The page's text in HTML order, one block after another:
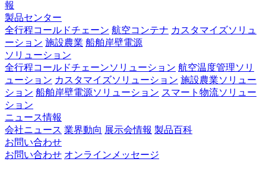
報
製品センター
全行程コールドチェーン 航空コンテナ カスタマイズソリュ
ーション 施設農業 船舶岸壁電源
ソリューション
全行程コールドチェーンソリューション 航空温度管理ソリ
ューション カスタマイズソリューション 施設農業ソリュー
ション 船舶岸壁電源ソリューション スマート物流ソリュー
ション
ニュース情報
会社ニュース 業界動向 展示会情報 製品百科
お問い合わせ
お問い合わせ オンラインメッセージ